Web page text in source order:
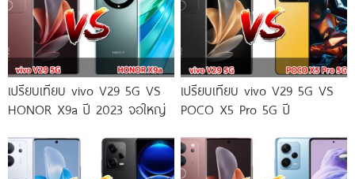
เปรียบเทียบ vivo V29 5G VS
HONOR X9a ปี 2023 จอใหญ่
เปรียบเทียบ vivo V29 5G VS
POCO X5 Pro 5G ปี